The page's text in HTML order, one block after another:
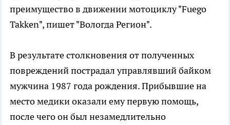
преимущество в движении мотоциклу "Fuego
Takken", пишет "Вологда Регион".
В результате столкновения от полученных
повреждений пострадал управлявший байком
мужчина 1987 года рождения. Прибывшие на
место медики оказали ему первую помощь,
после чего он был незамедлительно